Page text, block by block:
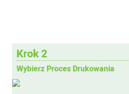
Krok 2
Wybierz Proces Drukowania